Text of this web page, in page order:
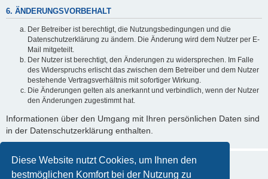
Diese Website nutzt Cookies, um Ihnen den
bestmöglichen Komfort bei der Nutzung zu
6. ÄNDERUNGSVORBEHALT
Der Betreiber ist berechtigt, die Nutzungsbedingungen und die
Datenschutzerklärung zu ändern. Die Änderung wird dem Nutzer per E-
Mail mitgeteilt.
Der Nutzer ist berechtigt, den Änderungen zu widersprechen. Im Falle
des Widerspruchs erlischt das zwischen dem Betreiber und dem Nutzer
bestehende Vertragsverhältnis mit sofortiger Wirkung.
Die Änderungen gelten als anerkannt und verbindlich, wenn der Nutzer
den Änderungen zugestimmt hat.
Informationen über den Umgang mit Ihren persönlichen Daten sind
in der Datenschutzerklärung enthalten.